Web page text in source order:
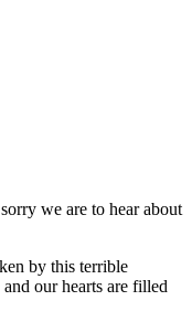
we are to hear about
by this terrible
our hearts are filled